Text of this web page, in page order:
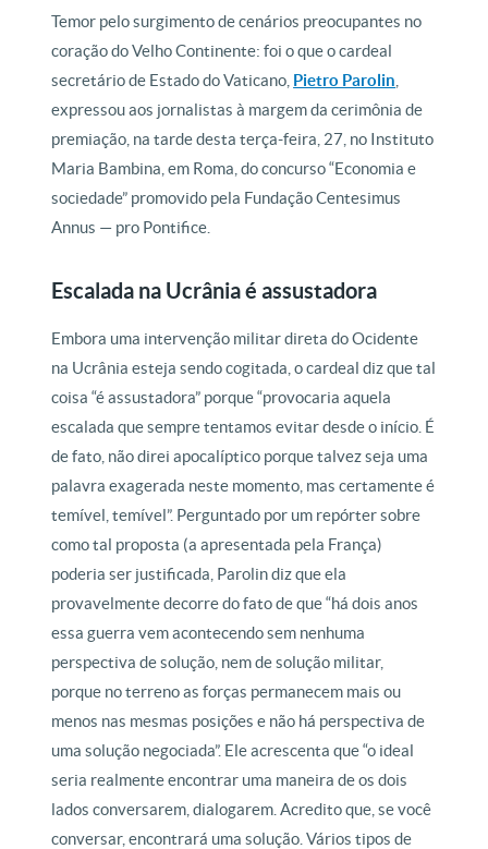
Temor pelo surgimento de cenários preocupantes no
coração do Velho Continente: foi o que o cardeal
secretário de Estado do Vaticano, Pietro Parolin
expressou aos jornalistas à margem da cerimônia de
premiação, na tarde desta terça-feira, 27, no Instituto
Maria Bambina, em Roma, do concurso “Economia e
sociedade” promovido pela Fundação Centesimus
Annus — pro Pontifice.
Escalada na Ucrânia é assustadora
Embora uma intervenção militar direta do Ocidente
na Ucrânia esteja sendo cogitada, o cardeal diz que tal
coisa “é assustadora” porque “provocaria aquela
escalada que sempre tentamos evitar desde o início. É
de fato, não direi apocalíptico porque talvez seja uma
palavra exagerada neste momento, mas certamente é
temível, temível”. Perguntado por um repórter sobre
como tal proposta (a apresentada pela França)
poderia ser justificada, Parolin diz que ela
provavelmente decorre do fato de que “há dois anos
essa guerra vem acontecendo sem nenhuma
perspectiva de solução, nem de solução militar,
porque no terreno as forças permanecem mais ou
menos nas mesmas posições e não há perspectiva de
uma solução negociada”. Ele acrescenta que “o ideal
seria realmente encontrar uma maneira de os dois
lados conversarem, dialogarem. Acredito que, se você
conversar, encontrará uma solução. Vários tipos de